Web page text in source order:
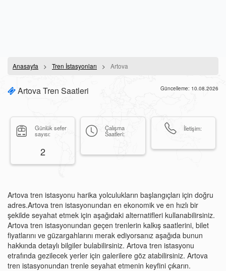
Anasayfa Tren İstasyonları Artova
Artova Tren Saatleri Güncelleme: 10.08.2026
Günlük sefer
sayısı:
2
Çalışma
Saatleri:
İletişim:
Artova tren istasyonu harika yolculukların başlangıçları için doğru
adres.Artova tren istasyonundan en ekonomik ve en hızlı bir
şekilde seyahat etmek için aşağıdaki alternatifleri kullanabilirsiniz.
Artova tren istasyonundan geçen trenlerin kalkış saatlerini, bilet
fiyatlarını ve güzargahlarını merak ediyorsanız aşağıda bunun
hakkında detaylı bilgiler bulabilirsiniz. Artova tren istasyonu
etrafında gezilecek yerler için galerilere göz atabilirsiniz. Artova
tren istasyonundan trenle seyahat etmenin keyfini çıkarın.